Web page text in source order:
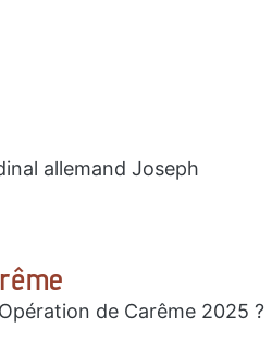
allemand Joseph
de Carême 2025 ?